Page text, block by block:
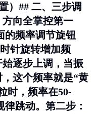
）## 二、三步调
向全掌控第一
的频率调节旋钮
针旋转增加频
逐步上调，当振
这个频率就是“黄
时，频率在50-
跳动。 第二步：